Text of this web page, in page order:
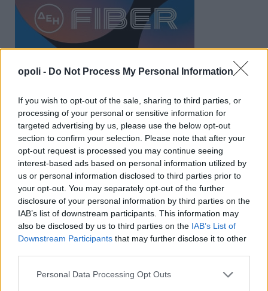
opoli - Do Not Process My Personal Information
If you wish to opt-out of the sale, sharing to third parties, or
processing of your personal or sensitive information for
targeted advertising by us, please use the below opt-out
section to confirm your selection. Please note that after your
opt-out request is processed you may continue seeing
interest-based ads based on personal information utilized by
us or personal information disclosed to third parties prior to
your opt-out. You may separately opt-out of the further
disclosure of your personal information by third parties on the
IAB’s list of downstream participants. This information may
also be disclosed by us to third parties on the IAB’s List of
Downstream Participants that may further disclose it to other
Personal Data Processing Opt Outs